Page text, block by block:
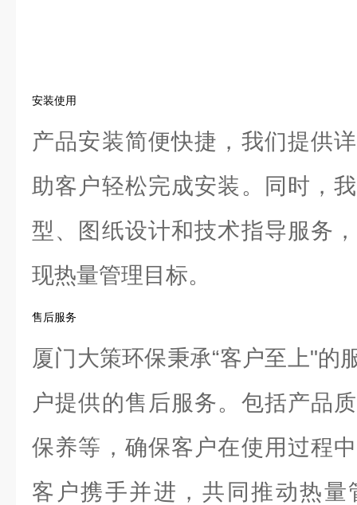
安装使用
产品安装简便快捷，我们提供
助客户轻松完成安装。同时，
型、图纸设计和技术指导服务
现热量管理目标。
售后服务
厦门大策环保秉承“客户至上"的
户提供的售后服务。包括产品
保养等，确保客户在使用过程
客户携手并进，共同推动热